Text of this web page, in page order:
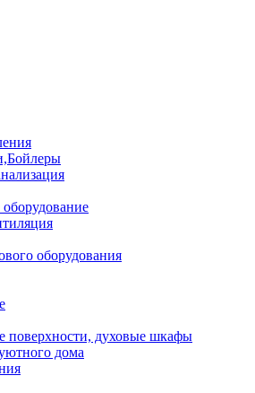
оборудования
поверхности, духовые шкафы
дома